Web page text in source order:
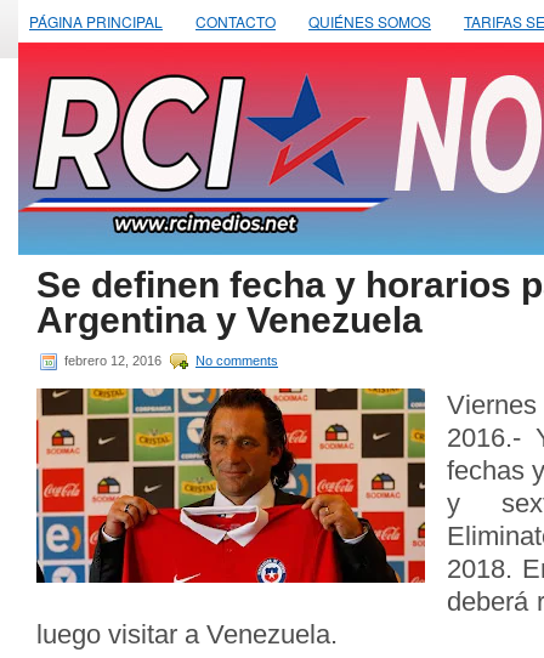
PÁGINA PRINCIPAL CONTACTO QUIÉNES SOMOS TARIFAS
Se definen fecha y horarios
Argentina y Venezuela
febrero 12, 2016 No comments
2016.-
fechas
y
2018.
deberá
luego visitar a Venezuela.